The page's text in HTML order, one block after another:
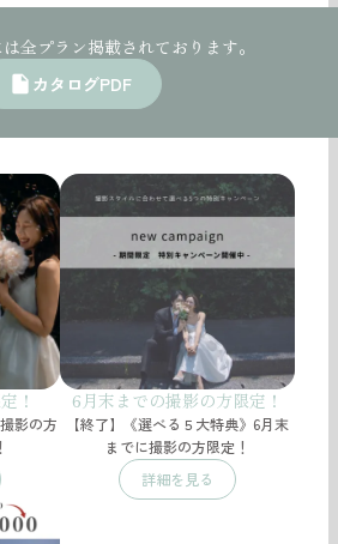
全プラン掲載されております。
insert_drive_file カタログPDF
！
影の方
6月末までの撮影の方限定！
【終了】《選べる５大特典》6月末
までに撮影の方限定！
詳細を見る